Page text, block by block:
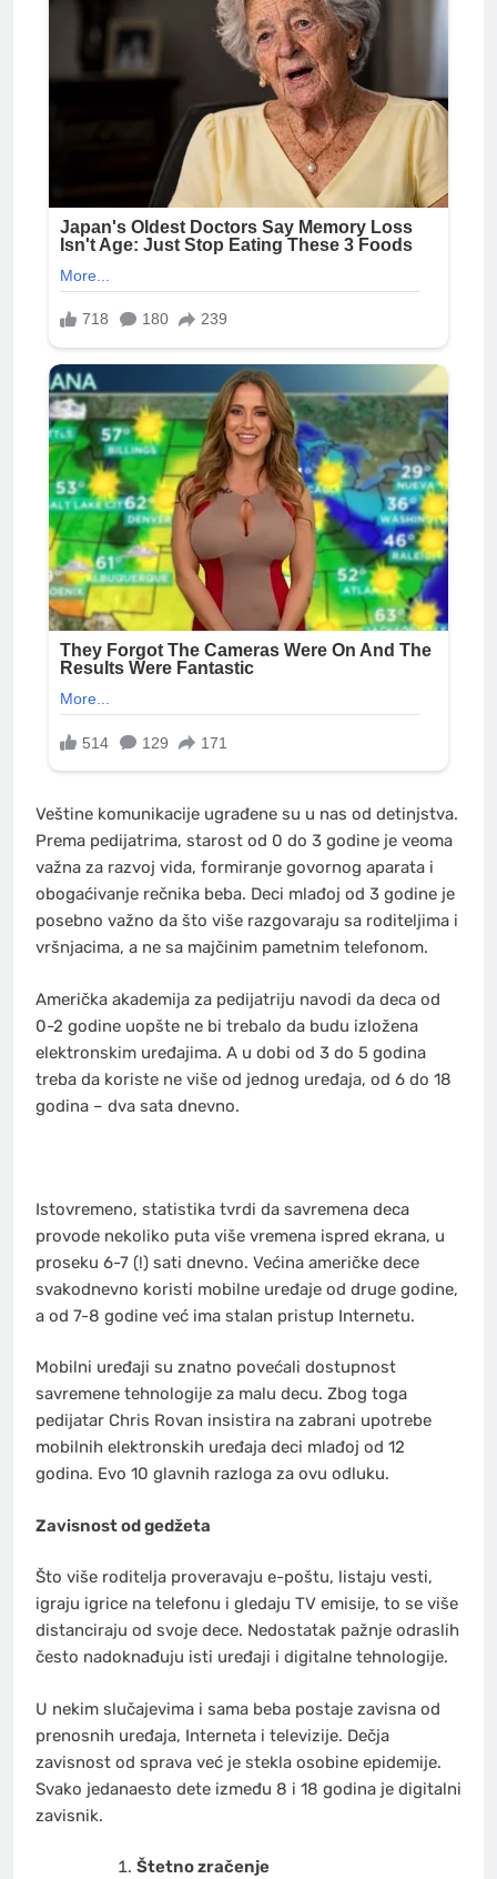
Veštine komunikacije ugrađene su u nas od detinjstva.
Prema pedijatrima, starost od 0 do 3 godine je veoma
važna za razvoj vida, formiranje govornog aparata i
obogaćivanje rečnika beba. Deci mlađoj od 3 godine je
posebno važno da što više razgovaraju sa roditeljima i
vršnjacima, a ne sa majčinim pametnim telefonom.
Američka akademija za pedijatriju navodi da deca od
0-2 godine uopšte ne bi trebalo da budu izložena
elektronskim uređajima. A u dobi od 3 do 5 godina
treba da koriste ne više od jednog uređaja, od 6 do 18
godina – dva sata dnevno.
Istovremeno, statistika tvrdi da savremena deca
provode nekoliko puta više vremena ispred ekrana, u
proseku 6-7 (!) sati dnevno. Većina američke dece
svakodnevno koristi mobilne uređaje od druge godine,
a od 7-8 godine već ima stalan pristup Internetu.
Mobilni uređaji su znatno povećali dostupnost
savremene tehnologije za malu decu. Zbog toga
pedijatar Chris Rovan insistira na zabrani upotrebe
mobilnih elektronskih uređaja deci mlađoj od 12
godina. Evo 10 glavnih razloga za ovu odluku.
Zavisnost od gedžeta
Što više roditelja proveravaju e-poštu, listaju vesti,
igraju igrice na telefonu i gledaju TV emisije, to se više
distanciraju od svoje dece. Nedostatak pažnje odraslih
često nadoknađuju isti uređaji i digitalne tehnologije.
U nekim slučajevima i sama beba postaje zavisna od
prenosnih uređaja, Interneta i televizije. Dečja
zavisnost od sprava već je stekla osobine epidemije.
Svako jedanaesto dete između 8 i 18 godina je digitalni
zavisnik.
Štetno zračenje